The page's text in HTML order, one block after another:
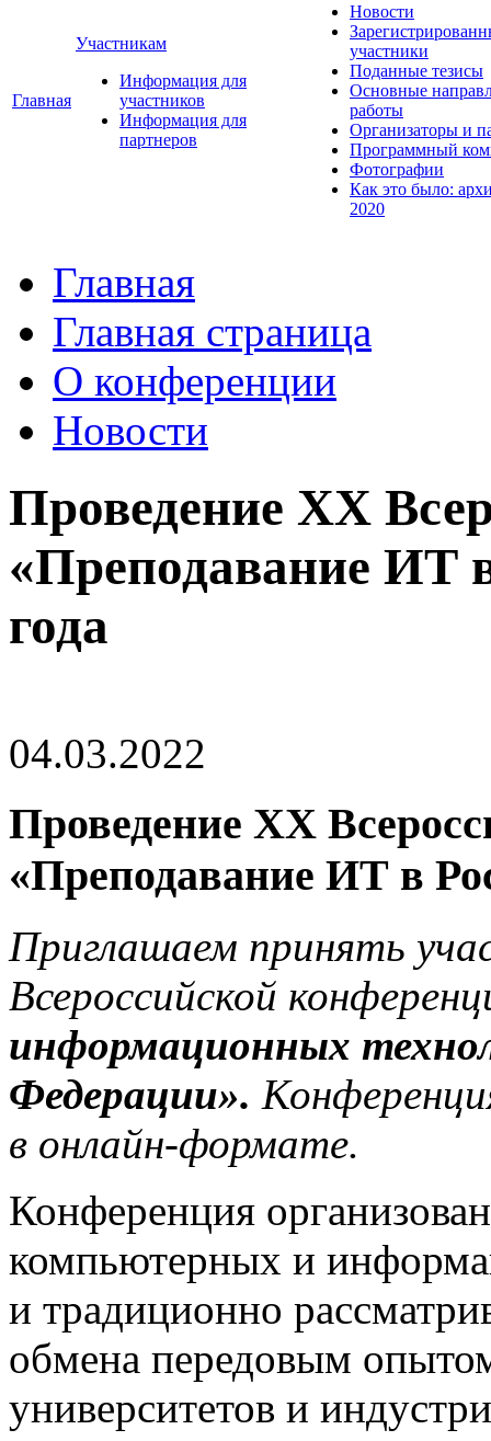
Главная
Участникам
Информация для
участников
Информация для
партнеров
Новости
участники
Поданные тезисы
Основные
работы
Организаторы и
Программный
Фотографии
Как это было:
2020
Главная
Главная страница
О конференции
Новости
Проведение XX
«Преподавание ИТ
года
04.03.2022
Проведение XX
«Преподавание ИТ в
Приглашаем принять
Всероссийской
информационных
Федерации».
в онлайн-формате.
Конференция
компьютерных и
и традиционно
обмена передовым
университетов и